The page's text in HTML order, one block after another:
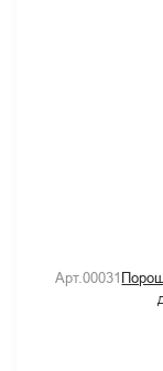
Арт.00031